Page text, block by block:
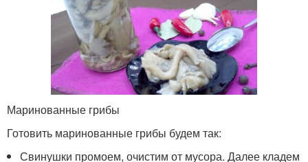
Маринованные грибы
Готовить маринованные грибы будем так:
Свинушки промоем, очистим от мусора. Далее кладем